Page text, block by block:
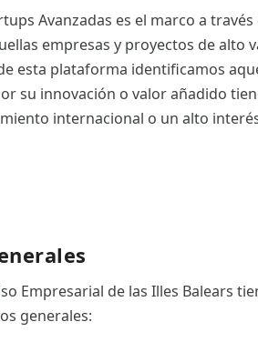
Avanzadas es el marco a través
empresas y proyectos de alto
esta plataforma identificamos
su innovación o valor añadido
internacional o un alto
Empresarial de las Illes Balears
generales: